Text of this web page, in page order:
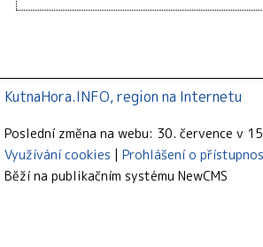
KutnaHora.INFO, region na Internetu
Poslední změna na webu: 30. července v
Využívání cookies
Prohlášení o
Běží na publikačním systému NewCMS